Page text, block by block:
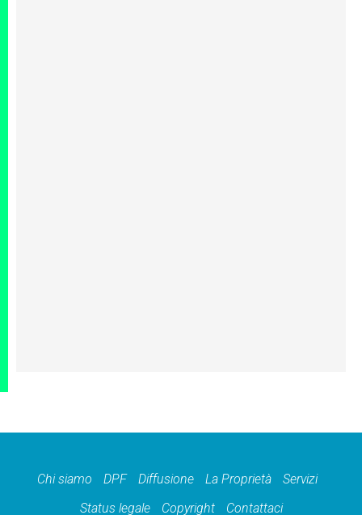
Chi siamo DPF Diffusione La Proprietà
Servizi
Status legale
Copyright Contattaci